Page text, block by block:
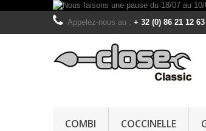
Appelez-nous au : + 32 (0) 86 21 12 63
COMBI COCCINELLE